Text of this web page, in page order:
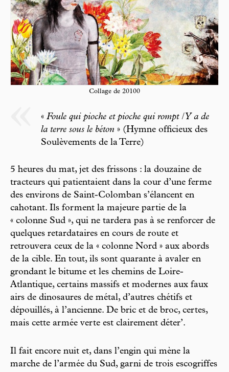
Collage de 20100
« Foule qui pioche et pioche qui rompt / Y a de
la terre sous le béton » (Hymne officieux des
Soulèvements de la Terre)
5 heures du mat, jet des frissons : la douzaine de
tracteurs qui patientaient dans la cour d’une ferme
des environs de Saint-Colomban s’élancent en
cahotant. Ils forment la majeure partie de la
« colonne Sud », qui ne tardera pas à se renforcer de
quelques retardataires en cours de route et
retrouvera ceux de la « colonne Nord » aux abords
de la cible. En tout, ils sont quarante à avaler en
grondant le bitume et les chemins de Loire-
Atlantique, certains massifs et modernes aux faux
airs de dinosaures de métal, d’autres chétifs et
dépouillés, à l’ancienne. De bric et de broc, certes,
mais cette armée verte est clairement déter’.
Il fait encore nuit et, dans l’engin qui mène la
marche de l’armée du Sud, garni de trois escogriffes